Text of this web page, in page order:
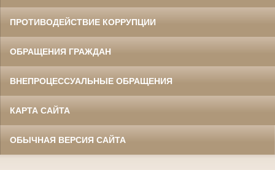
ПРОТИВОДЕЙСТВИЕ КОРРУПЦИИ
ОБРАЩЕНИЯ ГРАЖДАН
ВНЕПРОЦЕССУАЛЬНЫЕ ОБРАЩЕНИЯ
КАРТА САЙТА
ОБЫЧНАЯ ВЕРСИЯ САЙТА